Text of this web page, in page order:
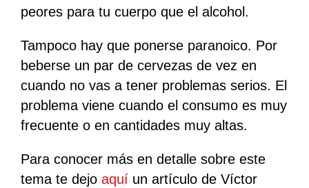
peores para tu cuerpo que el alcohol.
Tampoco hay que ponerse paranoico. Por
beberse un par de cervezas de vez en
cuando no vas a tener problemas serios. El
problema viene cuando el consumo es muy
frecuente o en cantidades muy altas.
Para conocer más en detalle sobre este
tema te dejo aquíun artículo de Víctor